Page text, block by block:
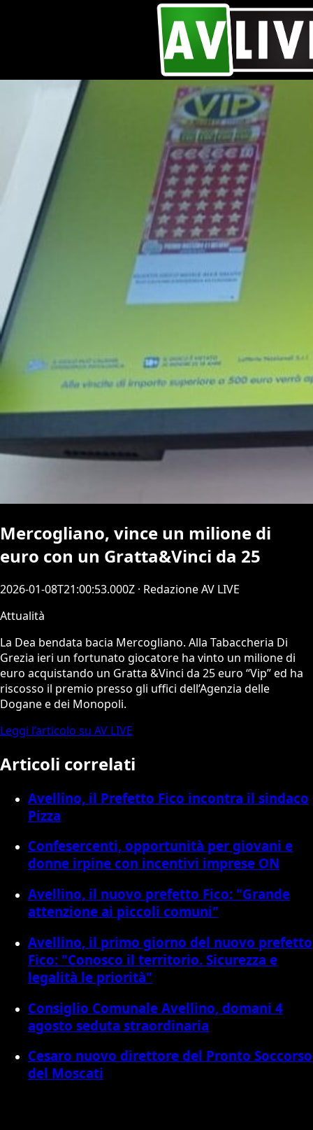
Mercogliano, vince un milione di
euro con un Gratta&Vinci da 25
2026-01-08T21:00:53.000Z · Redazione AV LIVE
Attualità
La Dea bendata bacia Mercogliano. Alla Tabaccheria Di
Grezia ieri un fortunato giocatore ha vinto un milione di
euro acquistando un Gratta &Vinci da 25 euro “Vip” ed ha
riscosso il premio presso gli uffici dell’Agenzia delle
Dogane e dei Monopoli.
Leggi l’articolo su AV LIVE
Articoli correlati
Avellino, il Prefetto Fico incontra il sindaco
Pizza
Confesercenti, opportunità per giovani e
donne irpine con incentivi imprese ON
Avellino, il nuovo prefetto Fico: "Grande
attenzione ai piccoli comuni"
Avellino, il primo giorno del nuovo prefetto
Fico: "Conosco il territorio. Sicurezza e
legalità le priorità"
Consiglio Comunale Avellino, domani 4
agosto seduta straordinaria
Cesaro nuovo direttore del Pronto Soccorso
del Moscati